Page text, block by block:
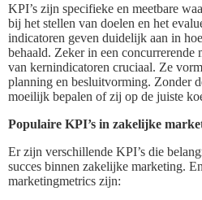
KPI’s zijn specifieke en meetbare
bij het stellen van doelen en het
indicatoren geven duidelijk aan in
behaald. Zeker in een
van kernindicatoren cruciaal. Ze
planning en besluitvorming. Zonder
moeilijk bepalen of zij op de juiste
Populaire KPI’s in zakelijke
Er zijn verschillende KPI’s die
succes binnen zakelijke marketing.
marketingmetrics zijn: